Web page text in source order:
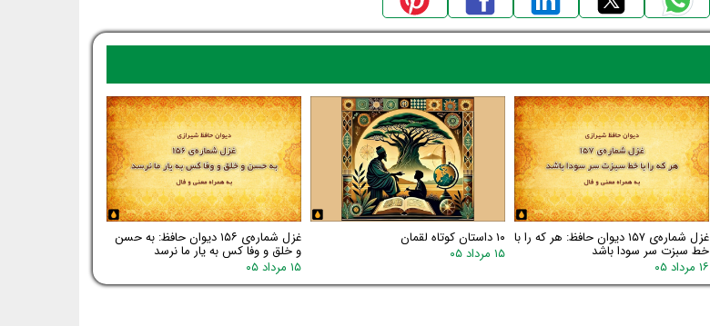
غزل شماره‌ی ۱۵۷ دیوان حافظ: هر که را با
خط سبزت سر سودا باشد
۱۶ مرداد ۰۵
۱۰ داستان کوتاه لقمان
۱۵ مرداد ۰۵
غزل شماره‌ی ۱۵۶ دیوان حافظ: به حسن
و خلق و وفا کس به یار ما نرسد
۱۵ مرداد ۰۵